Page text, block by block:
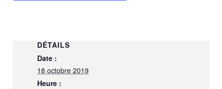
DÉTAILS
Date :
18 octobre 2019
Heure :